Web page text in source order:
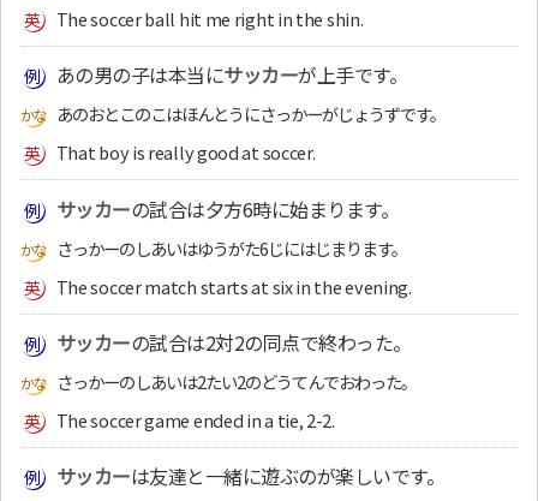
The soccer ball hit me right in the shin.
あの男の子は本当にサッカーが上手です。
あのおとこのこはほんとうにさっかーがじょうずです。
That boy is really good at soccer.
サッカーの試合は夕方6時に始まります。
さっかーのしあいはゆうがた6じにはじまります。
The soccer match starts at six in the evening.
サッカーの試合は2対2の同点で終わった。
さっかーのしあいは2たい2のどうてんでおわった。
The soccer game ended in a tie, 2-2.
サッカーは友達と一緒に遊ぶのが楽しいです。